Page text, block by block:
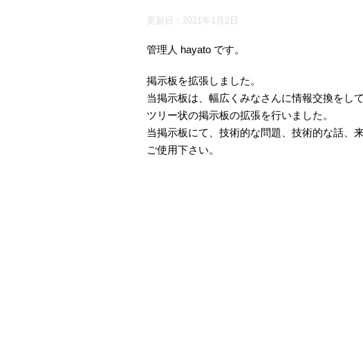
更新日： 2021年1月2日
管理人 hayato です。
掲示板を拡張しました。
当掲示板は、幅広くみなさんに情報交換をし
ツリー状の掲示板の拡張を行いました。
当掲示板にて、技術的な問題、技術的な話、
ご使用下さい。